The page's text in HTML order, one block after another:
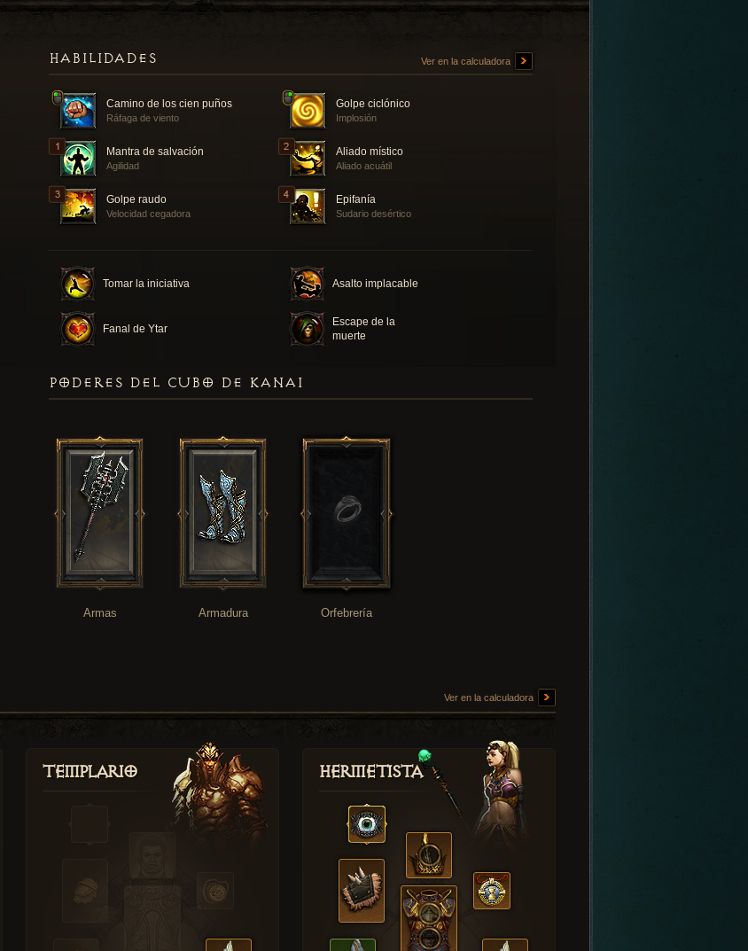
HABILIDADES Ver en la calculadora
Camino de los cien puños
Ráfaga de viento
Golpe ciclónico
Implosión
Mantra de salvación
Agilidad
Aliado místico
Aliado acuátil
Golpe raudo
Velocidad cegadora
Epifanía
Sudario desértico
Tomar la iniciativa Asalto implacable
Fanal de Ytar
Escape de la
muerte
PODERES DEL CUBO DE KANAI
Armas Armadura Orfebrería
Ver en la calculadora
Templario Hermetista